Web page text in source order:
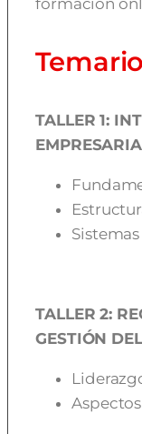
formación
Temario
TALLER 1:
TALLER 2:
GESTIÓN